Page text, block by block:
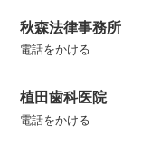
秋森法律事務所
電話をかける
植田歯科医院
電話をかける